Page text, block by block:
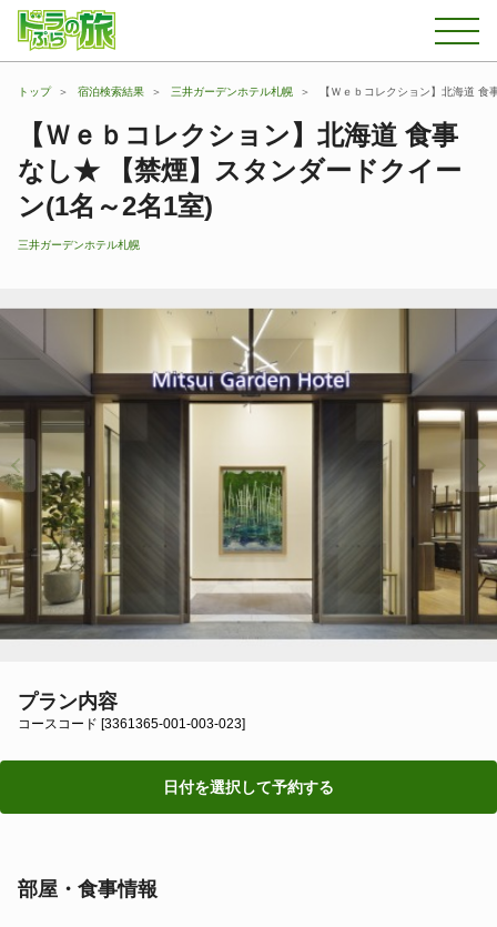
トップ 宿泊検索結果 三井ガーデンホテル札幌 【Ｗｅｂコレクション】北海道
【Ｗｅｂコレクション】北海道 食事
なし★ 【禁煙】スタンダードクイー
ン(1名～2名1室)
三井ガーデンホテル札幌
プラン内容
コースコード [3361365-001-003-023]
日付を選択して予約する
部屋・食事情報